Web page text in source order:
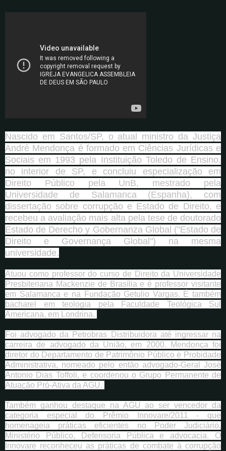
Nascido em Santos/SP, o atual ministro da Justiça
André Mendonça é formado em Ciências Jurídicas e
Sociais em 1993 pela Instituição Toledo de Ensino,
no interior de SP, e concluiu especialização em
Direito Público pela UnB, mestrado pela
Universidade de Salamanca (Espanha), com
dissertação sobre corrupção e Estado de Direito, e
recebeu a avaliação mais alta pela tese de doutorado
Estado de Derecho y Gobernanza Global ("Estado de
Direito e Governança Global") na mesma
universidade.
Atuou como professor do curso de Direito da Universidade
Presbiteriana Mackenzie de Brasília e é professor visitante
em Salamanca e na Fundação Getulio Vargas. É também
bacharel em teologia pela Faculdade Teológica Sul
Americana, em Londrina.
Foi advogado da Petrobras Distribuidora até ingressar na
carreira de advogado da União, em 2000. Mendonça foi
diretor do Departamento de Patrimônio Público e Probidade
Administrativa, nomeado pelo então advogado-Geral José
Antonio Dias Toffoli, e coordenou o Grupo Permanente de
Atuação Pró-Ativa da AGU.
Também ganhou destaque na AGU ao ser vencedor da
categoria especial do Prêmio Innovare/2011 - que
homenageia práticas eficientes no Poder Judiciário,
Ministério Público, Defensoria Pública e advocacia. O
Innovare reconheceu as práticas de combate à corrupção